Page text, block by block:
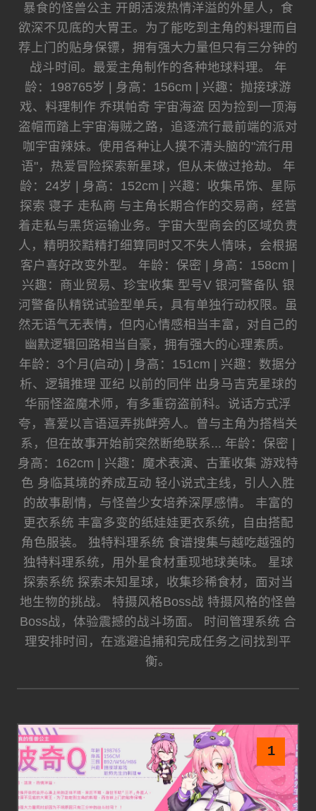
暴食的怪兽公主 开朗活泼热情洋溢的外星人，食
欲深不见底的大胃王。为了能吃到主角的料理而自
荐上门的贴身保镖，拥有强大力量但只有三分钟的
战斗时间。最爱主角制作的各种地球料理。 年
龄：198765岁 | 身高：156cm | 兴趣：抛接球游
戏、料理制作 乔琪帕奇 宇宙海盗 因为捡到一顶海
盗帽而踏上宇宙海贼之路，追逐流行最前端的派对
咖宇宙辣妹。使用各种让人摸不清头脑的"流行用
语"，热爱冒险探索新星球，但从未做过抢劫。 年
龄：24岁 | 身高：152cm | 兴趣：收集吊饰、星际
探索 寝子 走私商 与主角长期合作的交易商，经营
着走私与黑货运输业务。宇宙大型商会的区域负责
人，精明狡黠精打细算同时又不失人情味，会根据
客户喜好改变外型。 年龄：保密 | 身高：158cm |
兴趣：商业贸易、珍宝收集 型号V 银河警备队 银
河警备队精锐试验型单兵，具有单独行动权限。虽
然无语气无表情，但内心情感相当丰富，对自己的
幽默逻辑回路相当自豪，拥有强大的心理素质。
年龄：3个月(启动) | 身高：151cm | 兴趣：数据分
析、逻辑推理 亚纪 以前的同伴 出身马吉克星球的
华丽怪盗魔术师，有多重窃盗前科。说话方式浮
夸，喜爱以言语逗弄挑衅旁人。曾与主角为搭档关
系，但在故事开始前突然断绝联系... 年龄：保密 |
身高：162cm | 兴趣：魔术表演、古董收集 游戏特
色 身临其境的养成互动 轻小说式主线，引人入胜
的故事剧情，与怪兽少女培养深厚感情。 丰富的
更衣系统 丰富多变的纸娃娃更衣系统，自由搭配
角色服装。 独特料理系统 食谱搜集与越吃越强的
独特料理系统，用外星食材重现地球美味。 星球
探索系统 探索未知星球，收集珍稀食材，面对当
地生物的挑战。 特摄风格Boss战 特摄风格的怪兽
Boss战，体验震撼的战斗场面。 时间管理系统 合
理安排时间，在逃避追捕和完成任务之间找到平
衡。
1